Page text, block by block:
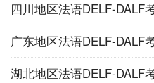
四川地区法语DELF-DALF
广东地区法语DELF-DALF
湖北地区法语DELF-DALF